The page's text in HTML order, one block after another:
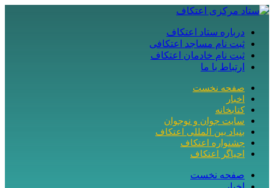
درباره ستاد اعتکاف
ثبت نام مساجد اعتکافی
ثبت نام خادمان اعتکاف
ارتباط با ما
صفحه نخست
اخبار
کتابخانه
سایت جوان و نوجوان
بنیاد بین المللی اعتکاف
جشنواره اعتکاف
احیاگر اعتکاف
صفحه نخست